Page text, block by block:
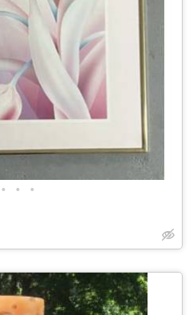
• • •